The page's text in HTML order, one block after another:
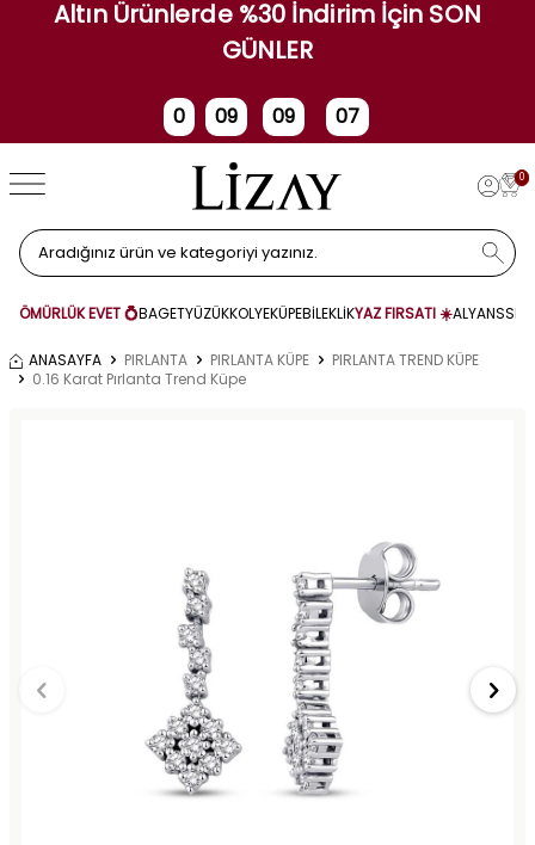
Altın Ürünlerde %30 İndirim İçin SON
GÜNLER
0
Gün
09
Saat
09 07
0
ÖMÜRLÜK EVET 💍BAGETYÜZÜKKOLYEKÜPEBİLEKLİKYAZ FIRSATI ☀️ALYANS
ANASAYFA PIRLANTA PIRLANTA KÜPE
PIRLANTA TREND KÜPE
0.16 Karat Pırlanta Trend Küpe